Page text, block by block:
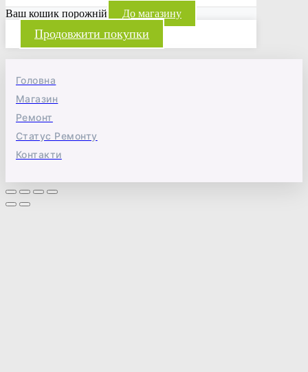
Ваш кошик порожній До магазину
Продовжити покупки
Головна
Магазин
Ремонт
Статус Ремонту
Контакти